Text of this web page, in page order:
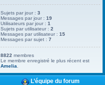
Sujets par jour :3
Messages par jour :19
Utilisateurs par jour :1
Sujets par utilisateur :2
Messages par utilisateur :15
Messages par sujet :7
8822 membres
Le membre enregistré le plus récent est
Amelia
L’équipe du forum